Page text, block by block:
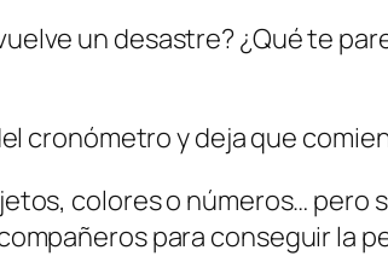
un desastre? ¿Qué te
cronómetro y deja que
colores o números…
para conseguir la